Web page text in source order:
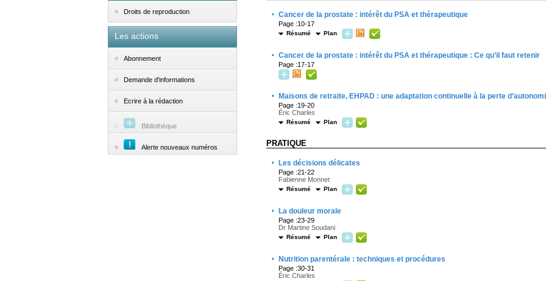
Droits de reproduction
Les actions
Abonnement
Demande d'informations
Ecrire à la rédaction
Bibliothèque
Alerte nouveaux numéros
· Cancer de la prostate : intérêt du PSA et thérapeutique
Page :10-17
Résumé Plan
· Cancer de la prostate : intérêt du PSA et thérapeutique : Ce qu’il faut retenir
Page :17-17
· Maisons de retraite, EHPAD : une adaptation continuelle à la perte
Page :19-20
Éric Charles
Résumé Plan
PRATIQUE
· Les décisions délicates
Page :21-22
Fabienne Monnet
Résumé Plan
· La douleur morale
Page :23-29
Dr Martine Soudani
Résumé Plan
· Nutrition parentérale : techniques et procédures
Page :30-31
Éric Charles